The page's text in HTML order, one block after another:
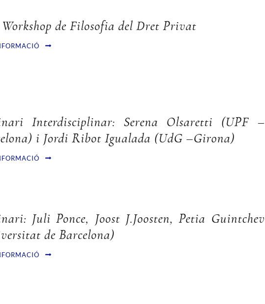
de Filosofia del Dret Privat
Interdisciplinar: Serena Olsaretti (UPF –
i Jordi Ribot Igualada (UdG –Girona)
Juli Ponce, Joost J.Joosten, Petia Guintchev
de Barcelona)